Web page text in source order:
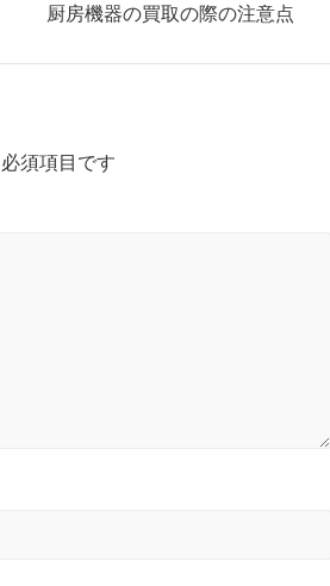
厨房機器の買取の際の注意点
須項目です